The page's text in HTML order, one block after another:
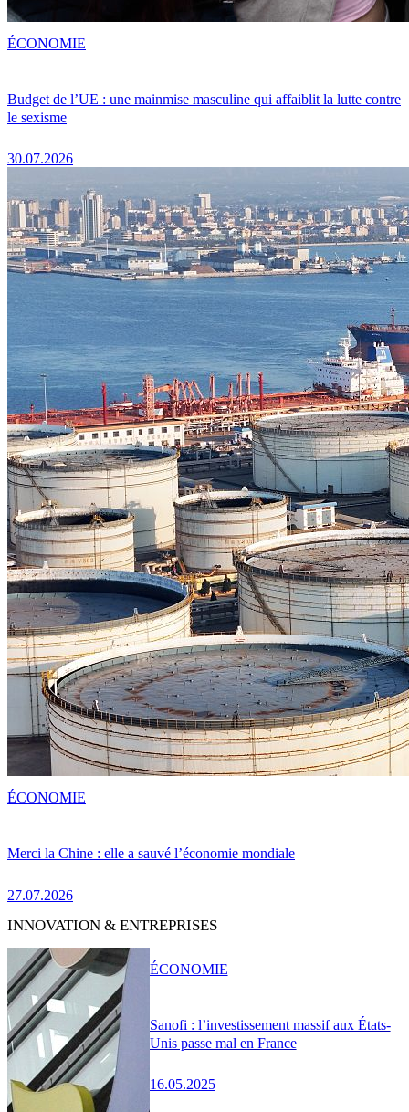
Budget de l’UE : une mainmise masculine qui affaiblit la lutte contre
le sexisme
30.07.2026
ÉCONOMIE
Merci la Chine : elle a sauvé l’économie mondiale
27.07.2026
ÉCONOMIE
INNOVATION & ENTREPRISES
Sanofi : l’investissement massif aux États-
Unis passe mal en France
16.05.2025
ÉCONOMIE